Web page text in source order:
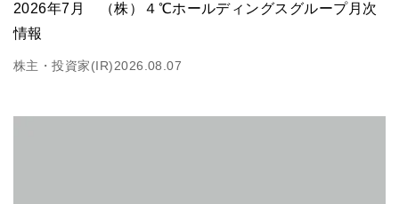
2026年7月 （株）４℃ホールディングスグループ月次
情報
株主・投資家(IR)2026.08.07